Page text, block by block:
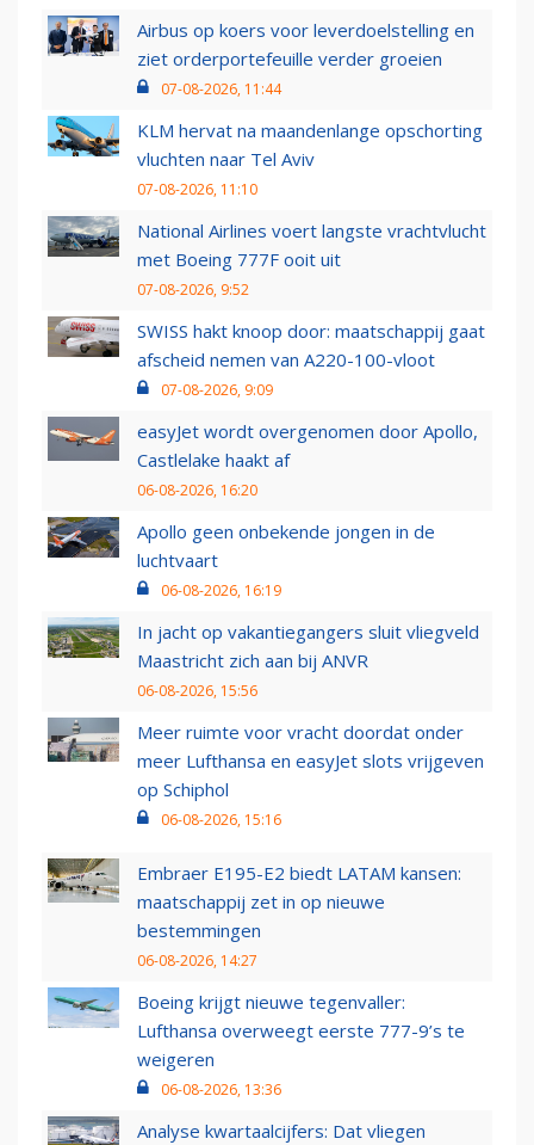
Airbus op koers voor leverdoelstelling en
ziet orderportefeuille verder groeien
07-08-2026, 11:44
KLM hervat na maandenlange opschorting
vluchten naar Tel Aviv
07-08-2026, 11:10
National Airlines voert langste vrachtvlucht
met Boeing 777F ooit uit
07-08-2026, 9:52
SWISS hakt knoop door: maatschappij gaat
afscheid nemen van A220-100-vloot
07-08-2026, 9:09
easyJet wordt overgenomen door Apollo,
Castlelake haakt af
06-08-2026, 16:20
Apollo geen onbekende jongen in de
luchtvaart
06-08-2026, 16:19
In jacht op vakantiegangers sluit vliegveld
Maastricht zich aan bij ANVR
06-08-2026, 15:56
Meer ruimte voor vracht doordat onder
meer Lufthansa en easyJet slots vrijgeven
op Schiphol
06-08-2026, 15:16
Embraer E195-E2 biedt LATAM kansen:
maatschappij zet in op nieuwe
bestemmingen
06-08-2026, 14:27
Boeing krijgt nieuwe tegenvaller:
Lufthansa overweegt eerste 777-9’s te
weigeren
06-08-2026, 13:36
Analyse kwartaalcijfers: Dat vliegen